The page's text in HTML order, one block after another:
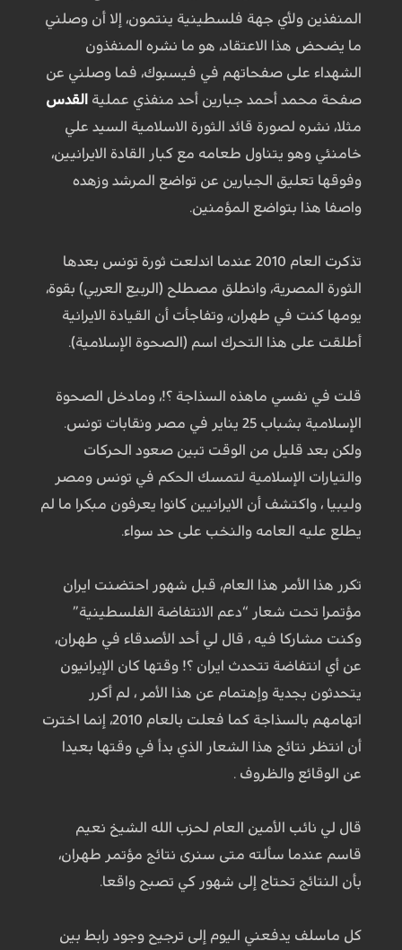
المنفذين ولأي جهة فلسطينية ينتمون، إلا أن وصلني
ما يضحض هذا الاعتقاد، هو ما نشره المنفذون
الشهداء على صفحاتهم في فيسبوك، فما وصلني عن
صفحة محمد أحمد جبارين أحد منفذي عملية القدس
مثلا، نشره لصورة قائد الثورة الاسلامية السيد علي
خامنئي وهو يتناول طعامه مع كبار القادة الايرانيين،
وفوقها تعليق الجبارين عن تواضع المرشد وزهده
واصفا هذا بتواضع المؤمنين.
تذكرت العام 2010 عندما اندلعت ثورة تونس بعدها
الثورة المصرية، وانطلق مصطلح (الربيع العربي) بقوة،
يومها كنت في طهران، وتفاجأت أن القيادة الايرانية
أطلقت على هذا التحرك اسم (الصحوة الإسلامية).
قلت في نفسي ماهذه السذاجة ؟!، ومادخل الصحوة
الإسلامية بشباب 25 يناير في مصر ونقابات تونس.
ولكن بعد قليل من الوقت تبين صعود الحركات
والتيارات الإسلامية لتمسك الحكم في تونس ومصر
وليبيا ، واكتشف أن الايرانيين كانوا يعرفون مبكرا ما لم
يطلع عليه العامه والنخب على حد سواء.
تكرر هذا الأمر هذا العام، قبل شهور احتضنت ايران
مؤتمرا تحت شعار “دعم الانتفاضة الفلسطينية”
وكنت مشاركا فيه ، قال لي أحد الأصدقاء في طهران،
عن أي انتفاضة تتحدث ايران ؟! وقتها كان الإيرانيون
يتحدثون بجدية وإهتمام عن هذا الأمر ، لم أكرر
اتهامهم بالسذاجة كما فعلت بالعام 2010، إنما اخترت
أن انتظر نتائج هذا الشعار الذي بدأ في وقتها بعيدا
عن الوقائع والظروف .
قال لي نائب الأمين العام لحزب الله الشيخ نعيم
قاسم عندما سألته متى سنرى نتائج مؤتمر طهران،
بأن النتائج تحتاج إلى شهور كي تصبح واقعا.
كل ماسلف يدفعني اليوم إلى ترجيح وجود رابط بين